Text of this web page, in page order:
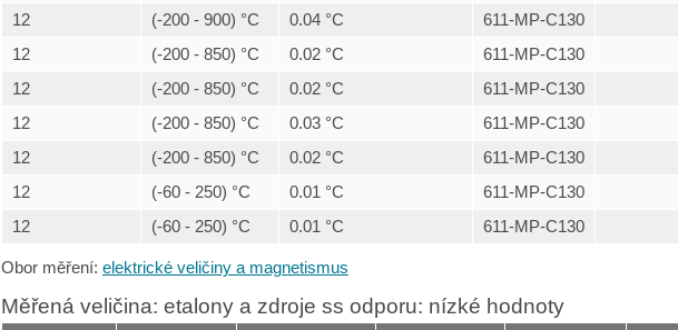
12
(-200 - 900) °C 0.04 °C 611-MP-C130
12
(-200 - 850) °C 0.02 °C 611-MP-C130
12
(-200 - 850) °C 0.02 °C 611-MP-C130
12
(-200 - 850) °C 0.03 °C 611-MP-C130
12
(-200 - 850) °C 0.02 °C 611-MP-C130
12
(-60 - 250) °C 0.01 °C 611-MP-C130
12
(-60 - 250) °C 0.01 °C 611-MP-C130
Obor měření: elektrické veličiny a magnetismus
Měřená veličina: etalony a zdroje ss odporu: nízké hodnoty